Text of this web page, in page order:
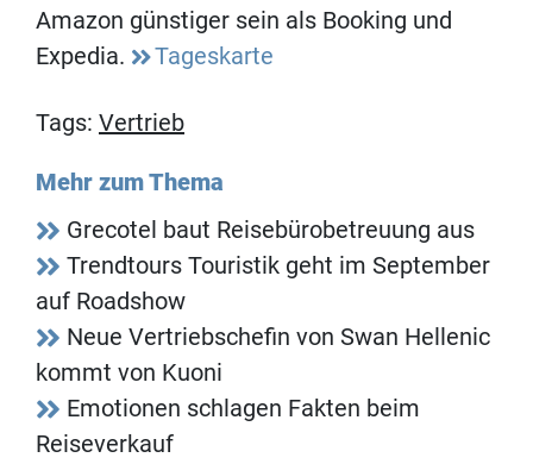
Amazon günstiger sein als Booking und
Expedia.
Tageskarte
Tags: Vertrieb
Mehr zum Thema
Grecotel baut Reisebürobetreuung aus
Trendtours Touristik geht im September
auf Roadshow
Neue Vertriebschefin von Swan Hellenic
kommt von Kuoni
Emotionen schlagen Fakten beim
Reiseverkauf